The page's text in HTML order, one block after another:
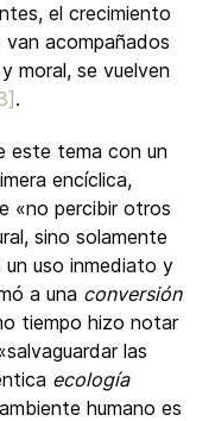
el crecimiento
acompañados
moral, se vuelven
.
este tema con un
encíclica,
«no percibir otros
sino solamente
un uso inmediato y
a una conversión
tiempo hizo notar
las
ecología
humano es